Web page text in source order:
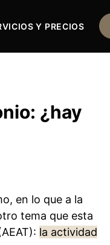
Y PRECIOS
¿hay
en lo que a la
tema que esta
la actividad